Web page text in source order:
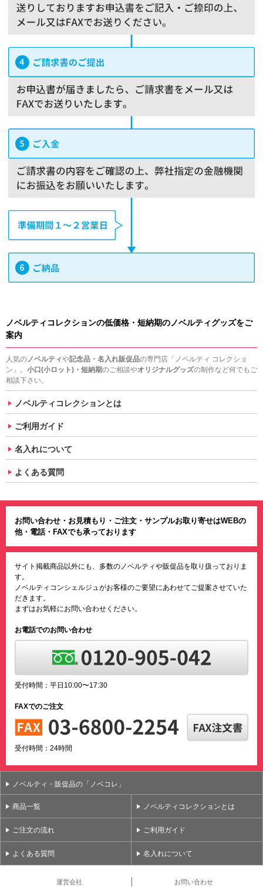
ノベルティコレクションの低価格・短納期のノベルティグッズをご
案内
人気のノベルティや記念品・名入れ販促品の専門店「ノベルティ コレクショ
ン」。 小口(小ロット)・短納期のご相談やオリジナルグッズの制作など何でもご
相談下さい。
ノベルティコレクションとは
ご利用ガイド
名入れについて
よくある質問
お問い合わせ・お見積もり・ご注文・サンプルお取り寄せはWEBの
他・電話・FAXでも承っております
サイト掲載商品以外にも、多数のノベルティや販促品を取り扱っておりま
す。
ノベルティコンシェルジュがお客様のご要望にあわせてご提案させていた
だきます。
まずはお気軽にお問い合わせください。
お電話でのお問い合わせ
受付時間：平日10:00〜17:30
FAXでのご注文
受付時間：24時間
ノベルティ・販促品の「ノベコレ」
商品一覧 ノベルティコレクションとは
ご注文の流れ ご利用ガイド
よくある質問 名入れについて
運営会社 お問い合わせ